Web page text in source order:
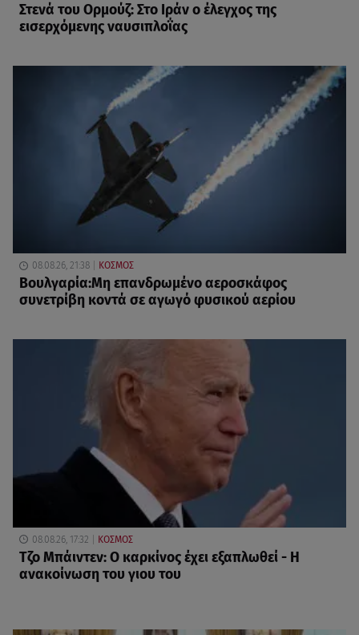
Στενά του Ορμούζ: Στο Ιράν ο έλεγχος της
εισερχόμενης ναυσιπλοΐας
08.08.26, 21:38 ΚΟΣΜΟΣ
Βουλγαρία:Μη επανδρωμένο αεροσκάφος
συνετρίβη κοντά σε αγωγό φυσικού αερίου
08.08.26, 17:32 ΚΟΣΜΟΣ
Τζο Μπάιντεν: Ο καρκίνος έχει εξαπλωθεί - Η
ανακοίνωση του γιου του